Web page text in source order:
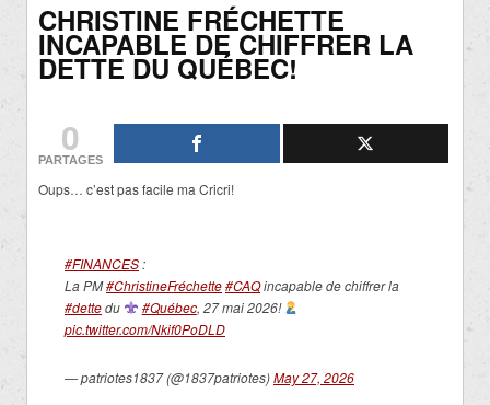
CHRISTINE FRÉCHETTE
INCAPABLE DE CHIFFRER LA
DETTE DU QUÉBEC!
0
PARTAGES
Oups… c’est pas facile ma Cricri!
#FINANCES :
La PM#ChristineFréchette#CAQincapable de chiffrer la
#dettedu #Québec, 27 mai 2026!
pic.twitter.com/Nkif0PoDLD
— patriotes1837 (@1837patriotes)May 27, 2026